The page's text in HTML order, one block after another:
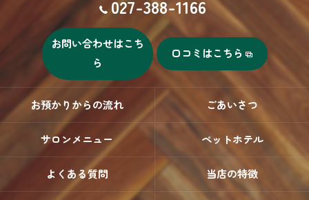
027-388-1166
お問い合わせはこち
ら
口コミはこちら
お預かりからの流れ ごあいさつ
サロンメニュー ペットホテル
よくある質問 当店の特徴